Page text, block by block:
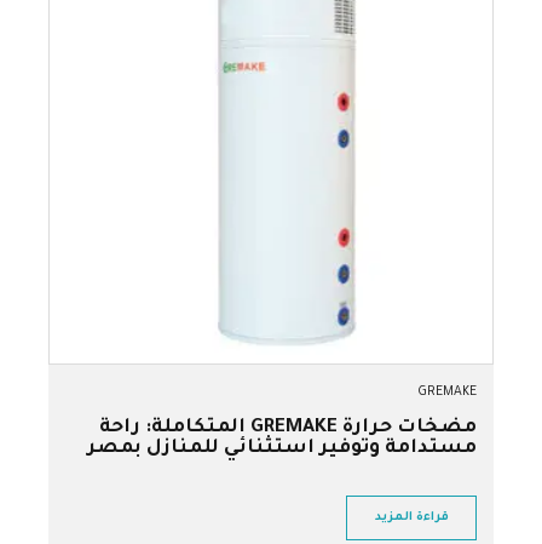
GREMAKE
مضخات حرارة GREMAKE المتكاملة: راحة
مستدامة وتوفير استثنائي للمنازل بمصر
قراءة المزيد